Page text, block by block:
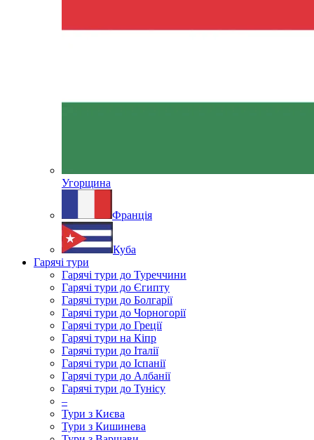
Угорщина
Франція
Куба
Гарячі тури
Гарячі тури до Туреччини
Гарячі тури до Єгипту
Гарячі тури до Болгарії
Гарячі тури до Чорногорії
Гарячі тури до Греції
Гарячі тури на Кіпр
Гарячі тури до Італії
Гарячі тури до Іспанії
Гарячі тури до Албанії
Гарячі тури до Тунісу
–
Тури з Києва
Тури з Кишинева